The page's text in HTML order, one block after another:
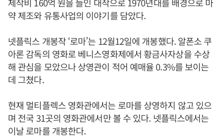
약 제조와 유통사업의 이야기를 담았다.
넷플릭스 개봉작 ‘로마’는 12월12일에 개봉했다. 알폰소 쿠
아론 감독의 영화로 베니스영화제에서 황금사자상을 수상
해 관심을 모았으나 상영관이 적어 예매율 0.3%를 보이는
데 그쳤다.
현재 멀티플렉스 영화관에서는 로마를 상영하지 않고 있으
며 전국 31곳의 영화관에서만 볼 수 있다. 넷플릭스에서는
이날 로마를 개봉한다.